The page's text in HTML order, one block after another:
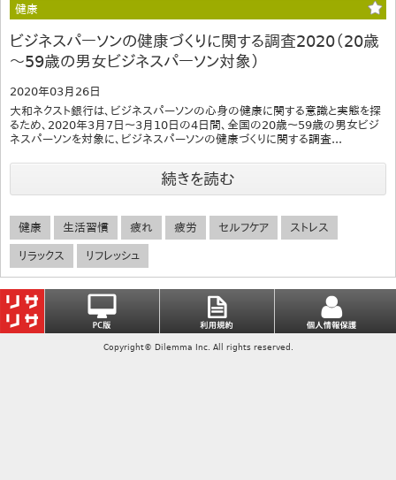
健康
ビジネスパーソンの健康づくりに関する調査2020（20歳
～59歳の男女ビジネスパーソン対象）
2020年03月26日
大和ネクスト銀行は、ビジネスパーソンの心身の健康に関する意識と実態を探
るため、2020年3月7日～3月10日の4日間、全国の20歳～59歳の男女ビジ
ネスパーソンを対象に、ビジネスパーソンの健康づくりに関する調査...
続きを読む
健康 生活習慣 疲れ 疲労 セルフケア ストレス
リラックス リフレッシュ
Copyright© Dilemma Inc. All rights reserved.